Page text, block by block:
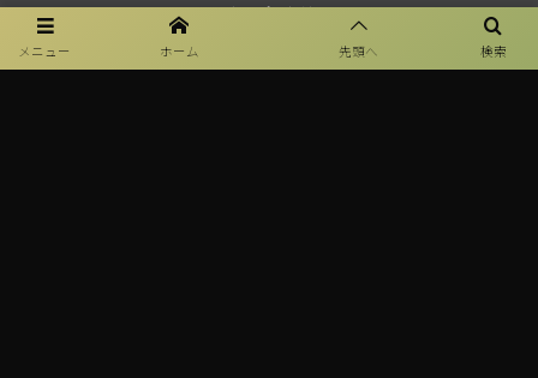
MPセラピーとは？
特定商取引法表示
メニュー 検索
ホーム 先頭へ